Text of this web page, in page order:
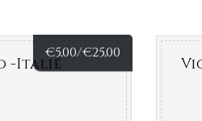
€5,00/€25,00
-Italië